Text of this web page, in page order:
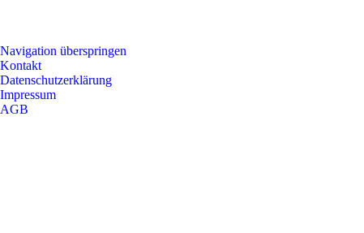
Navigation überspringen
Kontakt
Datenschutzerklärung
Impressum
AGB